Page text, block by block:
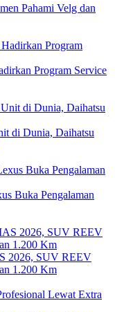
Pahami Velg dan
Program Service
di Dunia, Daihatsu
Buka Pengalaman
2026, SUV REEV
1.200 Km